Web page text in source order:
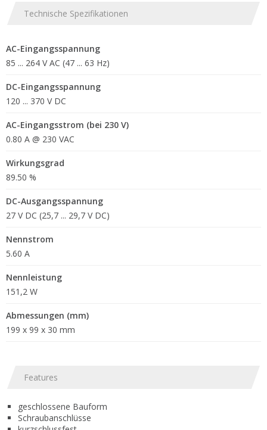
Technische Spezifikationen
AC-Eingangsspannung
85 ... 264 V AC (47 ... 63 Hz)
DC-Eingangsspannung
120 ... 370 V DC
AC-Eingangsstrom (bei 230 V)
0.80 A @ 230 VAC
Wirkungsgrad
89.50 %
DC-Ausgangsspannung
27 V DC (25,7 ... 29,7 V DC)
Nennstrom
5.60 A
Nennleistung
151,2 W
Abmessungen (mm)
199 x 99 x 30 mm
Features
geschlossene Bauform
Schraubanschlüsse